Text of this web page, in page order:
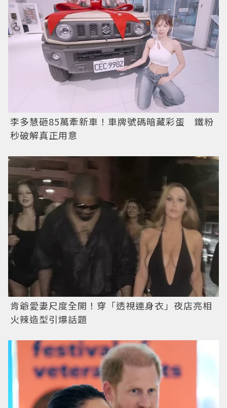
李多慧砸85萬牽新車！車牌號碼暗藏彩蛋 鐵粉
秒破解真正用意
肯爺愛妻尺度全開！穿「透視連身衣」夜店亮相
火辣造型引爆話題